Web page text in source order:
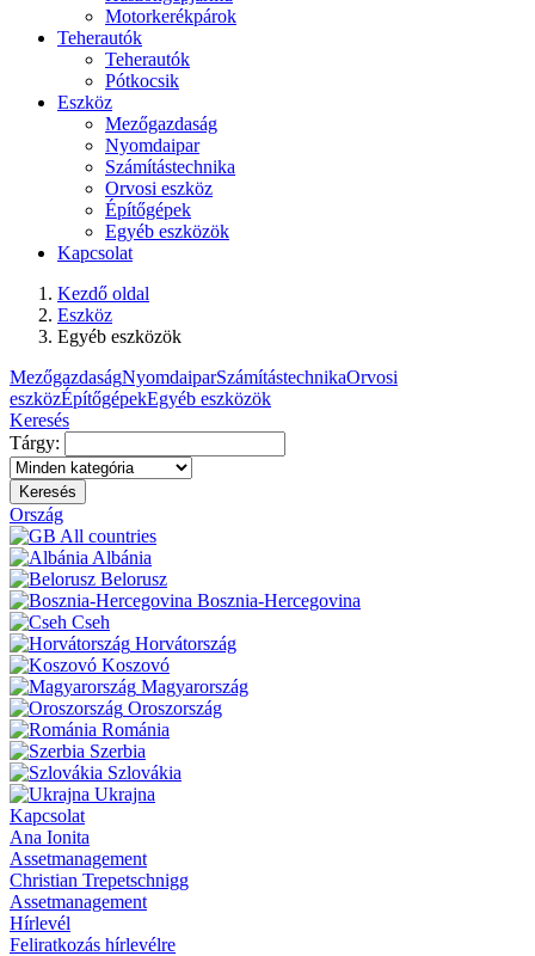
Motorkerékpárok
Teherautók
Teherautók
Pótkocsik
Eszköz
Mezőgazdaság
Nyomdaipar
Számítástechnika
Orvosi eszköz
Építőgépek
Egyéb eszközök
Kapcsolat
Kezdő oldal
Eszköz
Egyéb eszközök
MezőgazdaságNyomdaiparSzámítástechnikaOrvosi
eszközÉpítőgépekEgyéb eszközök
Keresés
Tárgy:
Keresés
Ország
All countries
Albánia
Belorusz
Bosznia-Hercegovina
Cseh
Horvátország
Koszovó
Magyarország
Oroszország
Románia
Szerbia
Szlovákia
Ukrajna
Kapcsolat
Ana Ionita
Assetmanagement
Christian Trepetschnigg
Assetmanagement
Hírlevél
Feliratkozás hírlevélre